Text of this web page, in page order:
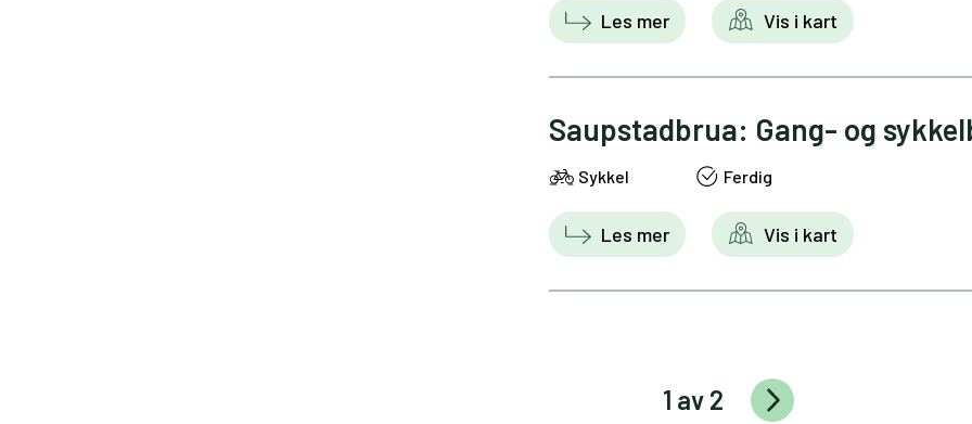
Les mer Vis i kart
Saupstadbrua: Gang- og
Sykkel Ferdig
Les mer Vis i kart
1 av 2